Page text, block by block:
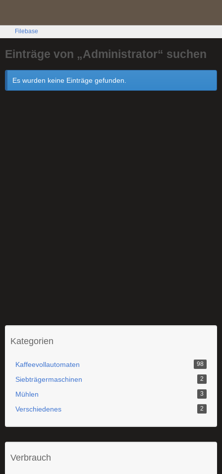
Filebase
Einträge von „Administrator“ suchen
Es wurden keine Einträge gefunden.
Kategorien
Kaffeevollautomaten 98
Siebträgermaschinen 2
Mühlen 3
Verschiedenes 2
Verbrauch